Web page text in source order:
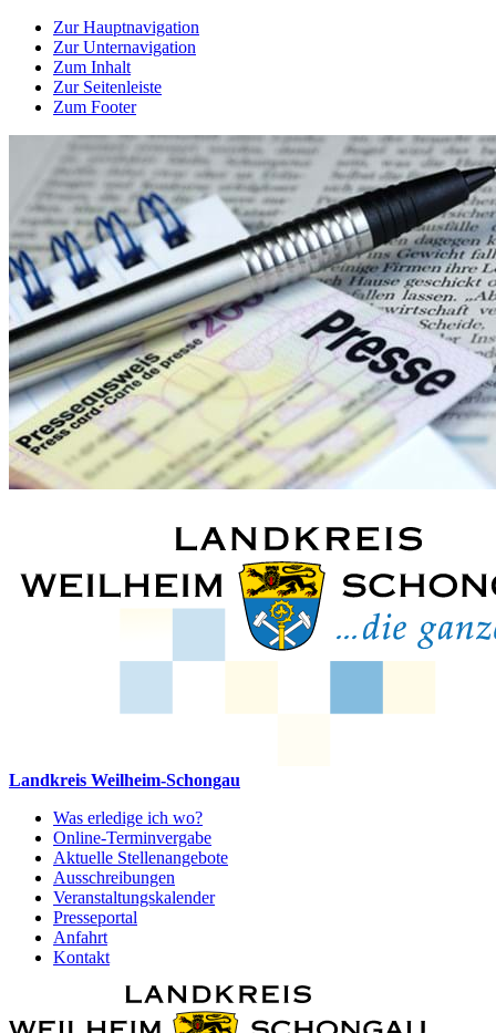
Zur Hauptnavigation
Zur Unternavigation
Zum Inhalt
Zur Seitenleiste
Zum Footer
Landkreis Weilheim-Schongau
Was erledige ich wo?
Online-Terminvergabe
Aktuelle Stellenangebote
Ausschreibungen
Veranstaltungskalender
Presseportal
Anfahrt
Kontakt